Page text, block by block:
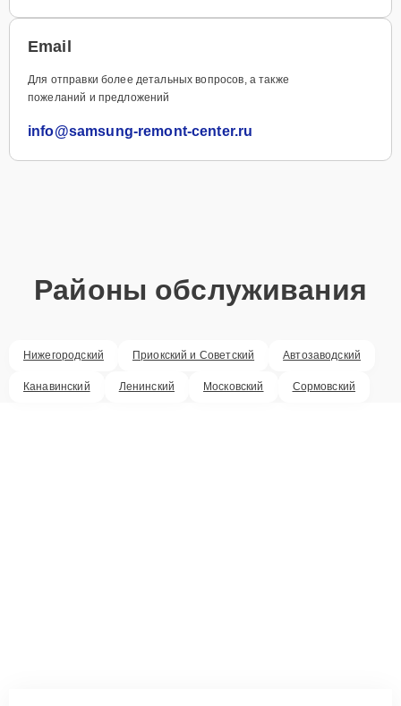
Email
Для отправки более детальных вопросов, а также
пожеланий и предложений
info@samsung-remont-center.ru
Районы обслуживания
Нижегородский Приокский и Советский Автозаводский
Канавинский Ленинский Московский Сормовский